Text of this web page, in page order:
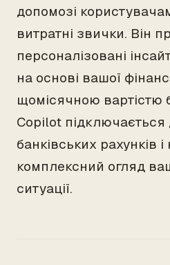
допомозі
витратні звички. Він
персоналізовані
на основі вашої
щомісячною вартістю
Copilot
банківських рахунків
комплексний огляд
ситуації.